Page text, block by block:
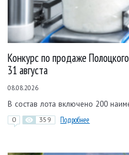
Конкурс по продаже
31 августа
08.08.2026
В состав лота включено 200
0 359 Подробнее